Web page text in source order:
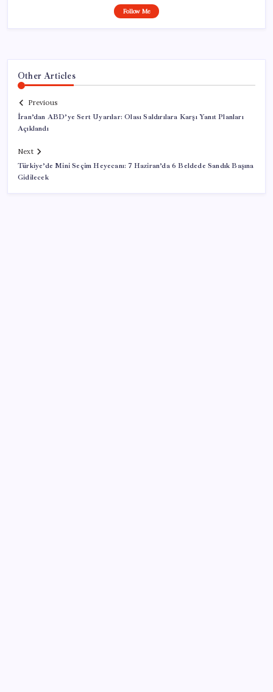
Follow Me
Other Articles
Previous
İran’dan ABD’ye Sert Uyarılar: Olası Saldırılara Karşı Yanıt Planları
Açıklandı
Next
Türkiye’de Mini Seçim Heyecanı: 7 Haziran’da 6 Beldede Sandık Başına
Gidilecek